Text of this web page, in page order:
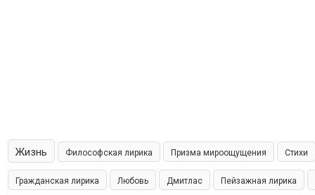
Жизнь Философская лирика Призма мироощущения Стихи
Гражданская лирика Любовь Дмитлас Пейзажная лирика